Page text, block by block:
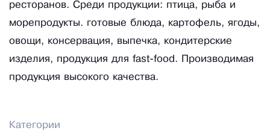
ресторанов. Среди продукции: птица, рыба и
морепродукты. готовые блюда, картофель, ягоды,
овощи, консервация, выпечка, кондитерские
изделия, продукция для fast-food. Производимая
продукция высокого качества.
Категории